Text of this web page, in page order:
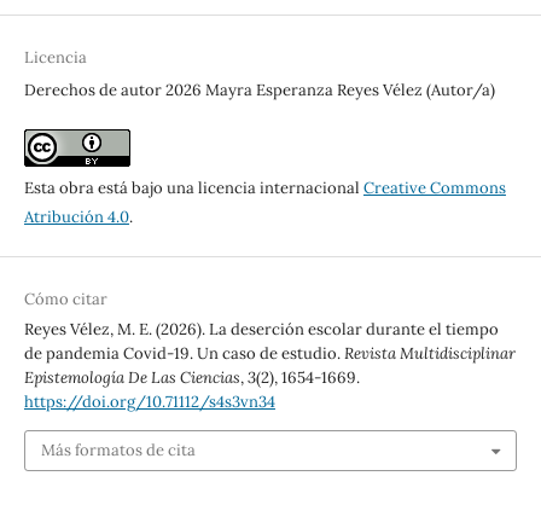
Licencia
Derechos de autor 2026 Mayra Esperanza Reyes Vélez (Autor/a)
Esta obra está bajo una licencia internacional Creative Commons
Atribución 4.0.
Cómo citar
Reyes Vélez, M. E. (2026). La deserción escolar durante el tiempo
de pandemia Covid-19. Un caso de estudio.Revista Multidisciplinar
Epistemología De Las Ciencias,3(2), 1654-1669.
https://doi.org/10.71112/s4s3vn34
Más formatos de cita